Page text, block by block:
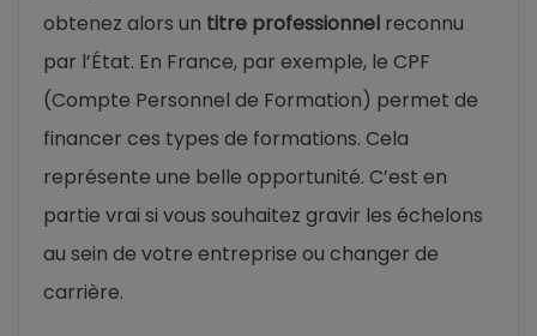
obtenez alors un titre professionnel reconnu
par l’État. En France, par exemple, le CPF
(Compte Personnel de Formation) permet de
financer ces types de formations. Cela
représente une belle opportunité. C’est en
partie vrai si vous souhaitez gravir les échelons
au sein de votre entreprise ou changer de
carrière.